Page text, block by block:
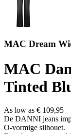
MAC Dream
MAC
Tinted
As low as € 109,95
De DANNI jeans
O-vormige silhouet.